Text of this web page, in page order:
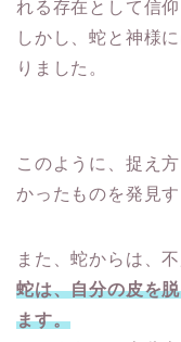
れる存在として信
しかし、蛇と神様
りました。
このように、捉え
かったものを発見
また、蛇からは、
蛇は、自分の皮を
ます。